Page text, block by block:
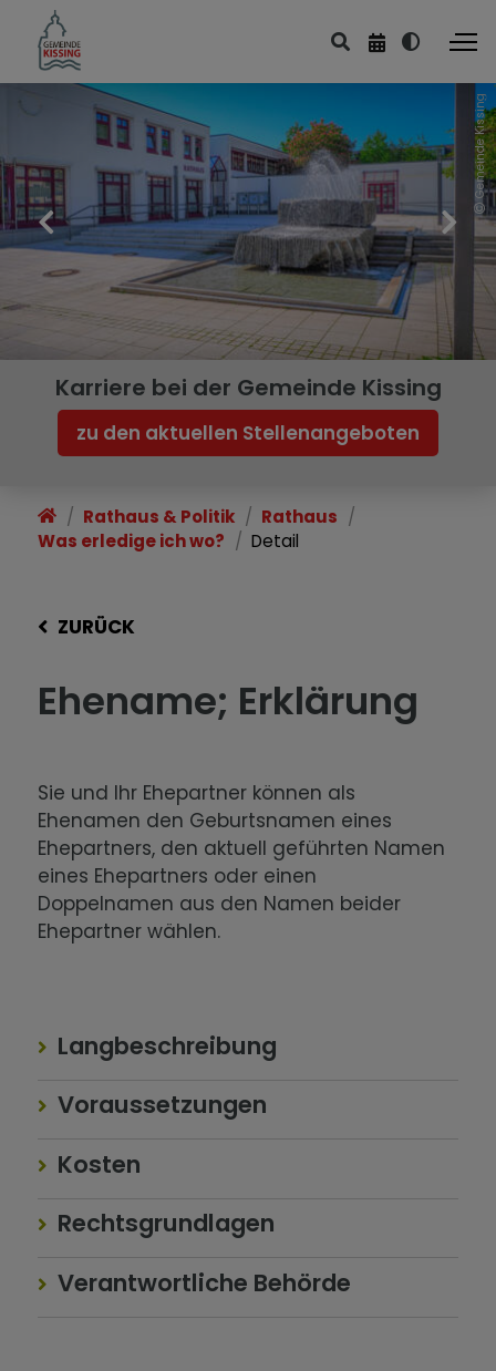
Gemeinde Kissing
Karriere bei der Gemeinde Kissing
zu den aktuellen Stellenangeboten
Rathaus & Politik
Rathaus
Was erledige ich wo?
Detail
ZURÜCK
Ehename; Erklärung
Sie und Ihr Ehepartner können als
Ehenamen den Geburtsnamen eines
Ehepartners, den aktuell geführten Namen
eines Ehepartners oder einen
Doppelnamen aus den Namen beider
Ehepartner wählen.
Langbeschreibung
Voraussetzungen
Kosten
Rechtsgrundlagen
Verantwortliche Behörde